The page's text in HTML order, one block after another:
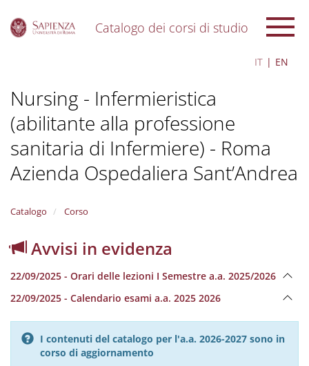
Catalogo dei corsi di studio
IT EN
Nursing - Infermieristica
(abilitante alla professione
sanitaria di Infermiere) - Roma
Azienda Ospedaliera Sant’Andrea
Catalogo Corso
Avvisi in evidenza
22/09/2025 - Orari delle lezioni I Semestre a.a. 2025/2026
22/09/2025 - Calendario esami a.a. 2025 2026
I contenuti del catalogo per l'a.a. 2026-2027 sono in
corso di aggiornamento